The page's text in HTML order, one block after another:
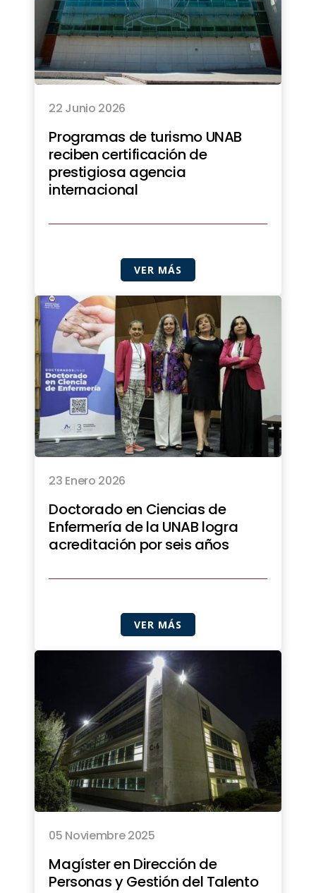
22 Junio 2026
Programas de turismo UNAB
reciben certificación de
prestigiosa agencia
internacional
VER MÁS
23 Enero 2026
Doctorado en Ciencias de
Enfermería de la UNAB logra
acreditación por seis años
VER MÁS
05 Noviembre 2025
Magíster en Dirección de
Personas y Gestión del Talento